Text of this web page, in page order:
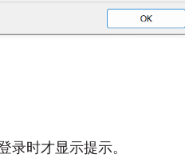
时才显示提示。